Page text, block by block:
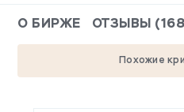
О БИРЖЕ ОТЗЫВЫ
Похожие